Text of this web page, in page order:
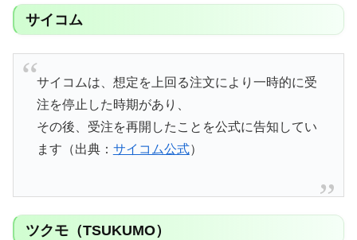
サイコム
サイコムは、想定を上回る注文により一時的に受
注を停止した時期があり、
その後、受注を再開したことを公式に告知してい
ます（出典： サイコム公式）
ツクモ（TSUKUMO）